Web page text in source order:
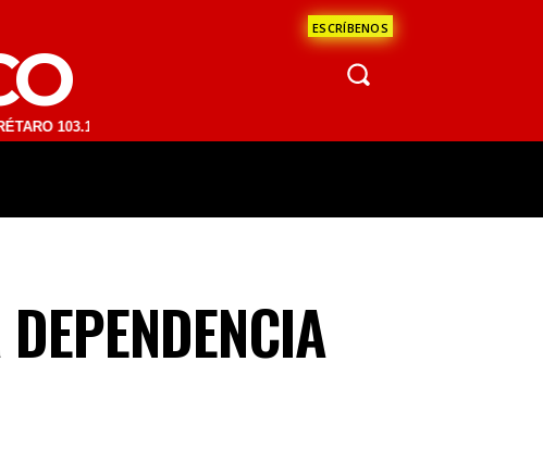
ESCRÍBENOS
FM | SAN JUAN DEL RÍO 93.1 FM | GUADALAJARA 1510 AM | LA PAZ